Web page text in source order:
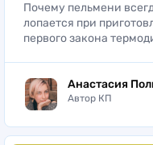
Почему пельмени
лопается при
первого закона
Анастасия
Автор КП